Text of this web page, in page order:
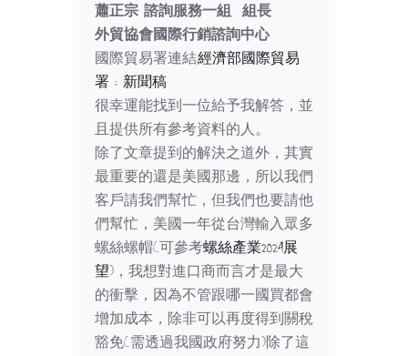
蕭正宗 諮詢服務一組 組長
外貿協會國際行銷諮詢中心
國際貿易署連結:經濟部國際貿易
署 ::: 新聞稿
很幸運能找到一位給予我解答，並
且提供所有參考資料的人。
除了文章提到的解決之道外，其實
最重要的還是美國那邊，所以我們
客戶請我們幫忙，但我們也要請他
們幫忙，美國一年從台灣輸入眾多
螺絲螺帽(可參考螺絲產業2024展
望)，我想對進口商而言才是最大
的衝擊，因為不管跟哪一國買都會
增加成本，除非可以再度得到關稅
豁免(需透過我國政府努力)除了這